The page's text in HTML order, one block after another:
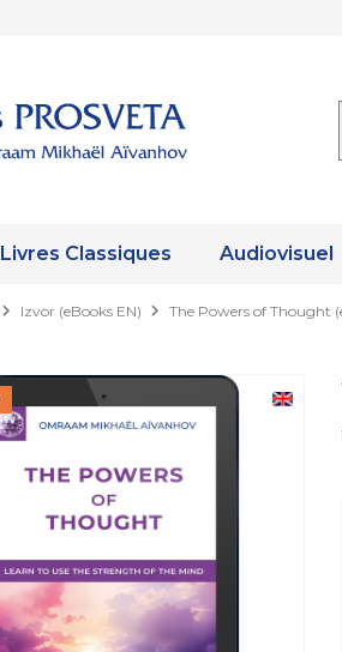
Livres Classiques Audiovisuel
Izvor (eBooks EN) The Powers of Thought